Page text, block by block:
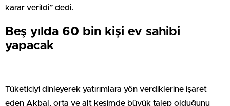
karar verildi” dedi.
Beş yılda 60 bin kişi ev sahibi
yapacak
Tüketiciyi dinleyerek yatırımlara yön verdiklerine işaret
eden Akbal, orta ve alt kesimde büyük talep olduğunu